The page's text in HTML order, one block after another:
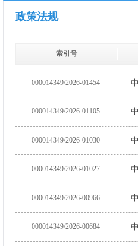
政策法规
索引号
000014349/2026-01454
000014349/2026-01105
000014349/2026-01030
000014349/2026-01027
000014349/2026-00966
000014349/2026-00684